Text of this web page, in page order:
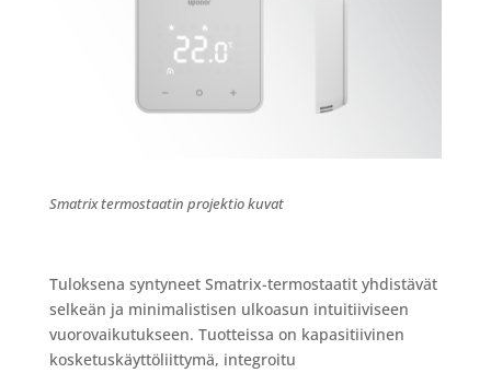
Smatrix termostaatin projektio kuvat
Tuloksena syntyneet Smatrix-termostaatit yhdistävät
selkeän ja minimalistisen ulkoasun intuitiiviseen
vuorovaikutukseen. Tuotteissa on kapasitiivinen
kosketuskäyttöliittymä, integroitu